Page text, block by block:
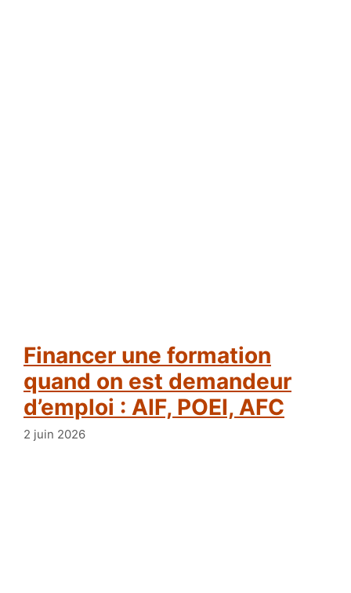
Financer une formation
quand on est demandeur
d’emploi : AIF, POEI, AFC
2 juin 2026